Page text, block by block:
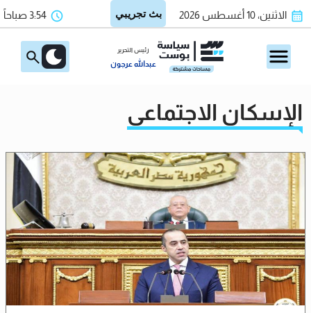
الاثنين، 10 أغسطس 2026 3:54 صباحاً
رئيس التحرير
عبدالله عرجون
الإسكان الاجتماعي